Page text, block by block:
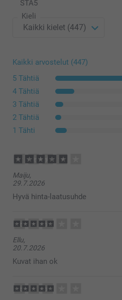
Reunat
Ilmainen
100 - 499
STÄ5
Kieli
Kaikki arvostelut (447)
5 Tähtiä
4 Tähtiä
3 Tähtiä
2 Tähtiä
1 Tähti
Maiju,
29.7.2026
Hyvä hinta-laatusuhde
Ellu,
20.7.2026
Kuvat ihan ok